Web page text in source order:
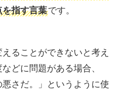
指す言葉です。
ることができないと考え
どに問題がある場合、
悪さだ。」というように使